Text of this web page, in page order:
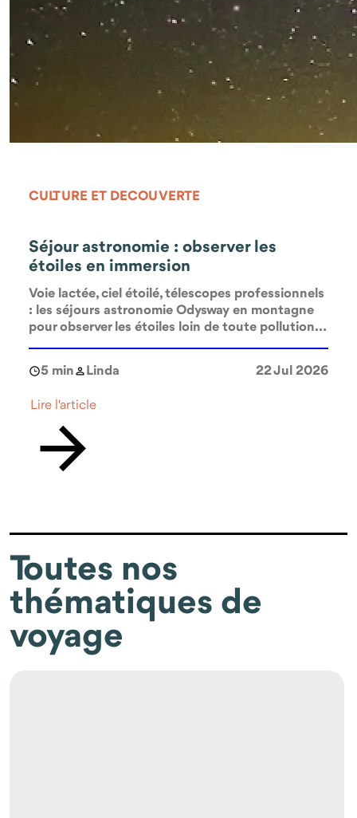
CULTURE ET DECOUVERTE
Séjour astronomie : observer les
étoiles en immersion
Voie lactée, ciel étoilé, télescopes professionnels
: les séjours astronomie Odysway en montagne
pour observer les étoiles loin de toute pollution
lumineuse.
5 min
Linda 22 Jul 2026
Toutes nos
thématiques de
voyage